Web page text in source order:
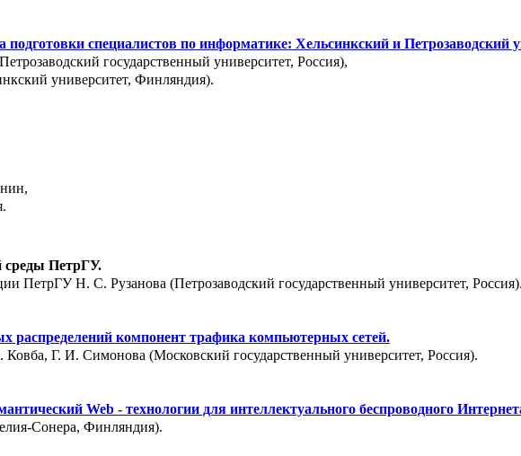
подготовки специалистов по информатике: Хельсинкский и Петрозаводский
государственный университет, Россия),
университет, Финляндия).
среды ПетрГУ.
ПетрГУ Н. С. Рузанова (Петрозаводский государственный университет,
распределений компонент трафика компьютерных сетей.
Г. И. Симонова (Московский государственный университет, Россия).
Web - технологии для интеллектуального беспроводного
Сонера, Финляндия).